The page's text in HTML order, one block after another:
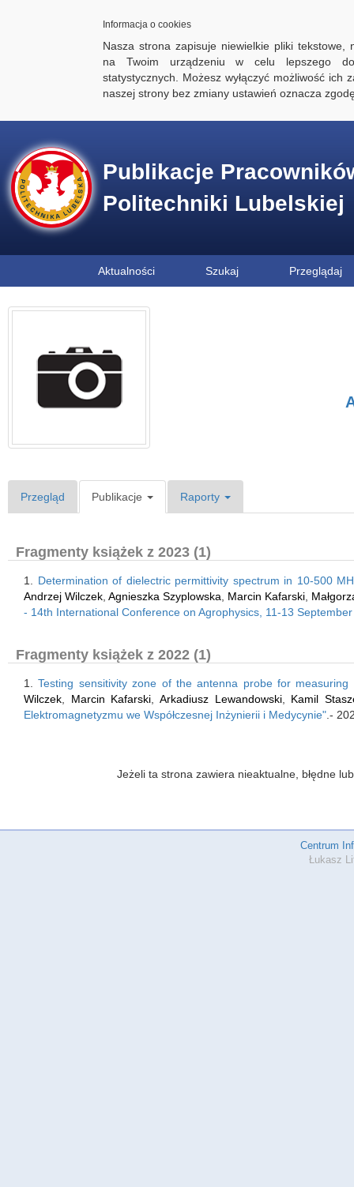
Informacja o cookies
Nasza strona zapisuje niewielkie pliki tekstowe,
na Twoim urządzeniu w celu lepszego
statystycznych. Możesz wyłączyć możliwość ich
naszej strony bez zmiany ustawień oznacza
Publikacje
Politechniki Lubelskiej
Aktualności Szukaj Przeglądaj
Przegląd Publikacje Raporty
Fragmenty książek z 2023 (1)
1. Determination of dielectric permittivity spectrum in 10-500
Andrzej Wilczek ,Agnieszka Szyplowska Marcin Kafarski
- 14th International Conference on Agrophysics, 11-13
Fragmenty książek z 2022 (1)
1.Testing sensitivity zone of the antenna probe for
Wilczek
Marcin Kafarski Arkadiusz Lewandowski, Kamil
Elektromagnetyzmu we Współczesnej Inżynierii i Medycynie" .-
Jeżeli ta strona zawiera nieaktualne, błędne
Centrum
Łukasz